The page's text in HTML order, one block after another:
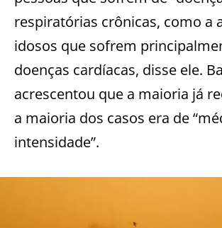
respiratórias crônicas, como a
idosos que sofrem
doenças cardíacas, disse ele.
acrescentou que a maioria já
a maioria dos casos era de
intensidade”.